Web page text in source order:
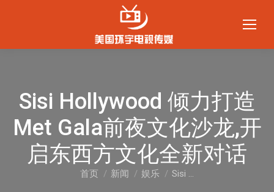
Sisi Hollywood 倾力打造
Met Gala前夜文化沙龙,开
启东西方文化全新对话
您在这里：
首页 新闻 娱乐 Sisi …